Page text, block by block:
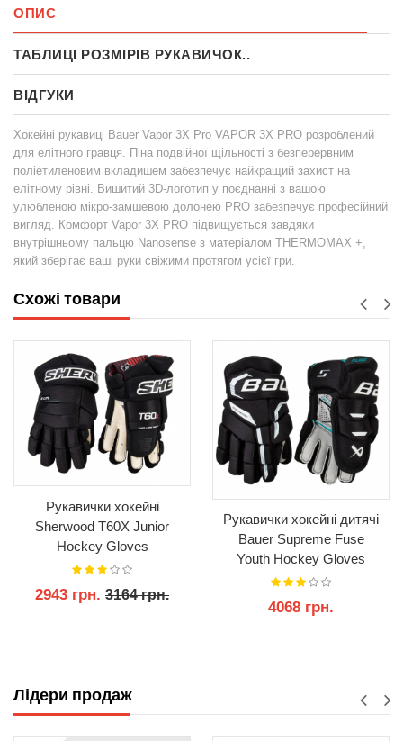
ОПИС
ТАБЛИЦІ РОЗМІРІВ РУКАВИЧОК..
ВІДГУКИ
Хокейні рукавиці Bauer Vapor 3X Pro VAPOR 3X PRO розроблений
для елітного гравця. Піна подвійної щільності з безперервним
поліетиленовим вкладишем забезпечує найкращий захист на
елітному рівні. Вишитий 3D-логотип у поєднанні з вашою
улюбленою мікро-замшевою долонею PRO забезпечує професійний
вигляд. Комфорт Vapor 3X PRO підвищується завдяки
внутрішньому пальцю Nanosense з матеріалом THERMOMAX +,
який зберігає ваші руки свіжими протягом усієї гри.
Схожі товари
Рукавички хокейні
Sherwood T60X Junior
Hockey Gloves
2943 грн. 3164 грн.
Рукавички хокейні дитячі
Bauer Supreme Fuse
Youth Hockey Gloves
4068 грн.
Лідери продаж